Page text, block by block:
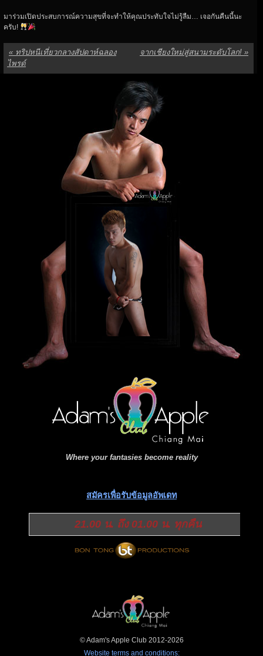
มาร่วมเปิดประสบการณ์ความสุขที่จะทำให้คุณประทับใจไม่รู้ลืม… เจอกันคืนนี้นะ
ครับ!
« ทริปหนีเที่ยวกลางสัปดาห์ฉลอง
ไพรด์
จากเชียงใหม่สู่สนามระดับโลก! »
Where your fantasies become reality
สมัครเพื่อรับข้อมูลอัพเดท
21.00 น. ถึง 01.00 น. ทุกคืน
© Adam's Apple Club 2012-2026
Website terms and conditions: